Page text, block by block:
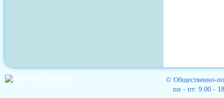
© Общественно-
пн - пт: 9.00 -